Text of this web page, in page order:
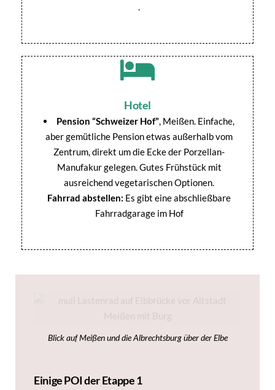
.
Hotel
Pension “Schweizer Hof”, Meißen. Einfache,
aber gemütliche Pension etwas außerhalb vom
Zentrum, direkt um die Ecke der Porzellan-
Manufakur gelegen. Gutes Frühstück mit
ausreichend vegetarischen Optionen.
Fahrrad abstellen: Es gibt eine abschließbare
Fahrradgarage im Hof
Blick auf Meißen und die Albrechtsburg über der Elbe
Einige POI der Etappe 1